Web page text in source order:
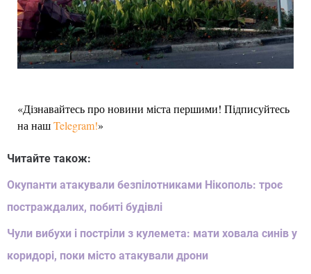
«Дізнавайтесь про новини міста першими! Підписуйтесь
на нашTelegram!»
Читайте також:
Окупанти атакували безпілотниками Нікополь: троє
постраждалих, побиті будівлі
Чули вибухи і постріли з кулемета: мати ховала синів у
коридорі, поки місто атакували дрони